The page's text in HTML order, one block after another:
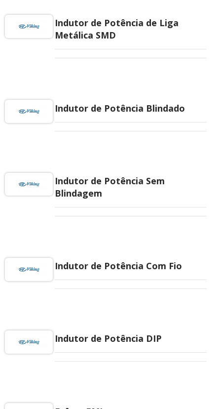
Indutor de Potência de Liga
Metálica SMD
Indutor de Potência Blindado
Indutor de Potência Sem
Blindagem
Indutor de Potência Com Fio
Indutor de Potência DIP